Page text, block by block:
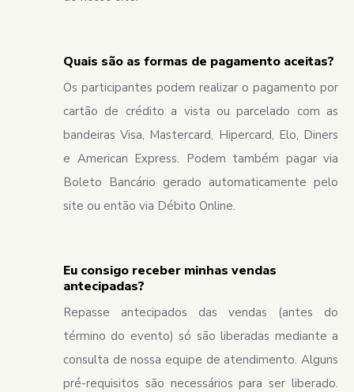
Quais são as formas de pagamento aceitas?
Os participantes podem realizar o pagamento por
cartão de crédito a vista ou parcelado com as
bandeiras Visa, Mastercard, Hipercard, Elo, Diners
e American Express. Podem também pagar via
Boleto Bancário gerado automaticamente pelo
site ou então via Débito Online.
Eu consigo receber minhas vendas
antecipadas?
Repasse antecipados das vendas (antes do
término do evento) só são liberadas mediante a
consulta de nossa equipe de atendimento. Alguns
pré-requisitos são necessários para ser liberado.